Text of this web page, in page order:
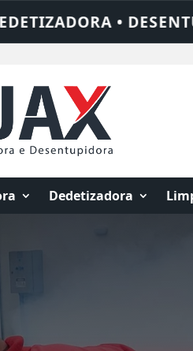
LIMPEZA DE FOSSA
Dedetizadora